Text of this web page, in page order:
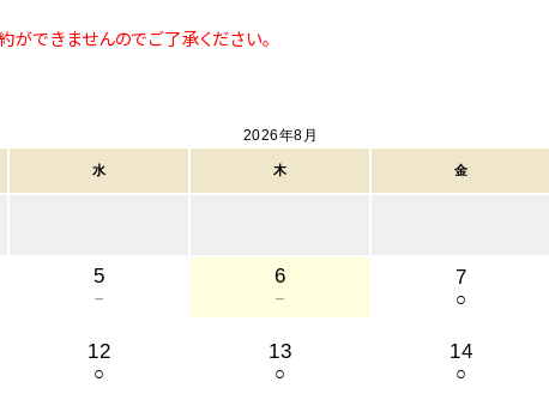
ができませんのでご了承ください。
2026年8月
水 木 金
5
－
6
－
7
○
12
○
13
○
14
○